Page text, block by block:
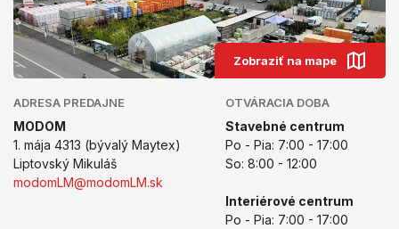
Zobraziť na mape
ADRESA PREDAJNE
MODOM
1. mája 4313 (bývalý Maytex)
Liptovský Mikuláš
modomLM@modomLM.sk
OTVÁRACIA DOBA
Stavebné centrum
Po - Pia: 7:00 - 17:00
So: 8:00 - 12:00
Interiérové centrum
Po - Pia: 7:00 - 17:00